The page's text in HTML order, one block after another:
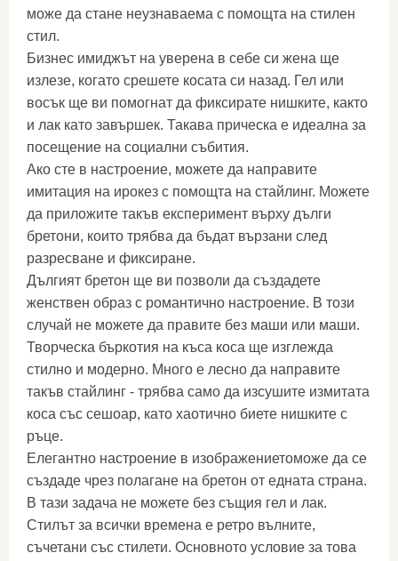
може да стане неузнаваема с помощта на стилен
стил.
Бизнес имиджът на уверена в себе си жена ще
излезе, когато срешете косата си назад. Гел или
восък ще ви помогнат да фиксирате нишките, както
и лак като завършек. Такава прическа е идеална за
посещение на социални събития.
Ако сте в настроение, можете да направите
имитация на ирокез с помощта на стайлинг. Можете
да приложите такъв експеримент върху дълги
бретони, които трябва да бъдат вързани след
разресване и фиксиране.
Дългият бретон ще ви позволи да създадете
женствен образ с романтично настроение. В този
случай не можете да правите без маши или маши.
Творческа бъркотия на къса коса ще изглежда
стилно и модерно. Много е лесно да направите
такъв стайлинг - трябва само да изсушите измитата
коса със сешоар, като хаотично биете нишките с
ръце.
Елегантно настроение в изображениетоможе да се
създаде чрез полагане на бретон от едната страна.
В тази задача не можете без същия гел и лак.
Стилът за всички времена е ретро вълните,
съчетани със стилети. Основното условие за това